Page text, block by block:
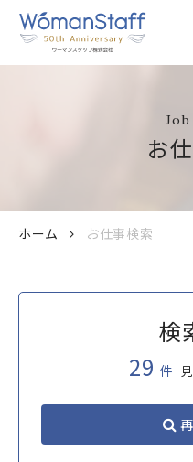
お
ホーム お仕事検索
検
29 件